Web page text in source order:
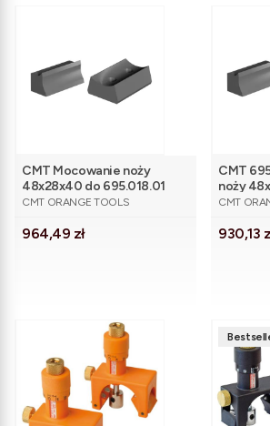
CMT Mocowanie noży
48x28x40 do 695.018.01
PRODUCENT
CMT ORANGE TOOLS
Cena
964,49 zł
CMT
noży
CMT
Cena
930,13